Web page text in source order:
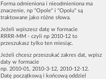
Forma odmieniona i nieodmieniona ma
znaczenie, np "Opole" i "Opolu" są
traktowane jako różne słowa.
Jeżeli wpiszesz datę w formacie
RRRR-MM - czyli np 2010-12 to
przeszukasz tylko ten miesiąc.
Jeżeli chcesz przeszukać zakres dat, wpisz
daty w formacie
np. 2010-01, 2010-3-12, 2010-12-12.
Datę początkową i końcową oddziel